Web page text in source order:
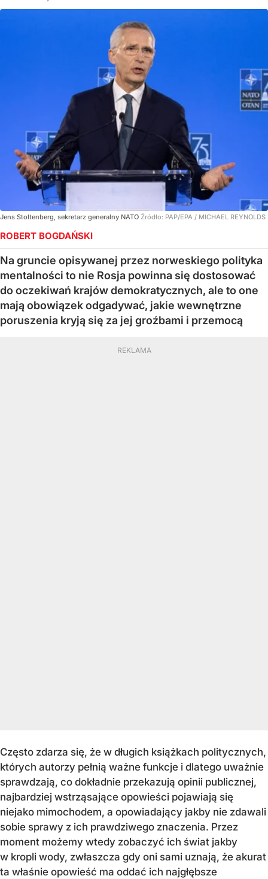
Jens Stoltenberg, sekretarz generalny NATO Źródło: PAP/EPA / MICHAEL REYNOLDS
ROBERT BOGDAŃSKI
Na gruncie opisywanej przez norweskiego polityka
mentalności to nie Rosja powinna się dostosować
do oczekiwań krajów demokratycznych, ale to one
mają obowiązek odgadywać, jakie wewnętrzne
poruszenia kryją się za jej groźbami i przemocą
Często zdarza się, że w długich książkach politycznych,
których autorzy pełnią ważne funkcje i dlatego uważnie
sprawdzają, co dokładnie przekazują opinii publicznej,
najbardziej wstrząsające opowieści pojawiają się
niejako mimochodem, a opowiadający jakby nie zdawali
sobie sprawy z ich prawdziwego znaczenia. Przez
moment możemy wtedy zobaczyć ich świat jakby
w kropli wody, zwłaszcza gdy oni sami uznają, że akurat
ta właśnie opowieść ma oddać ich najgłębsze